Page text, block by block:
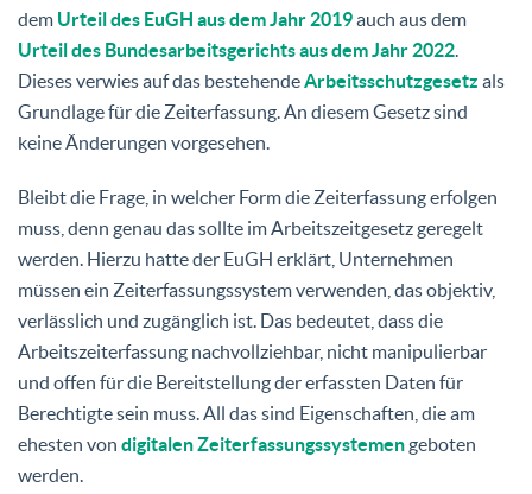
dem Urteil des EuGH aus dem Jahr 2019auch aus dem
Urteil des Bundesarbeitsgerichts aus dem Jahr 2022.
Dieses verwies auf das bestehendeArbeitsschutzgesetz als
Grundlage für die Zeiterfassung. An diesem Gesetz sind
keine Änderungen vorgesehen.
Bleibt die Frage, in welcher Form die Zeiterfassung erfolgen
muss, denn genau das sollte im Arbeitszeitgesetz geregelt
werden. Hierzu hatte der EuGH erklärt, Unternehmen
müssen ein Zeiterfassungssystem verwenden, das objektiv,
verlässlich und zugänglich ist. Das bedeutet, dass die
Arbeitszeiterfassung nachvollziehbar, nicht manipulierbar
und offen für die Bereitstellung der erfassten Daten für
Berechtigte sein muss. All das sind Eigenschaften, die am
ehesten von digitalen Zeiterfassungssystemengeboten
werden.